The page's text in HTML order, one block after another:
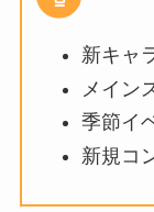
新キャ
メイン
季節イ
新規コ